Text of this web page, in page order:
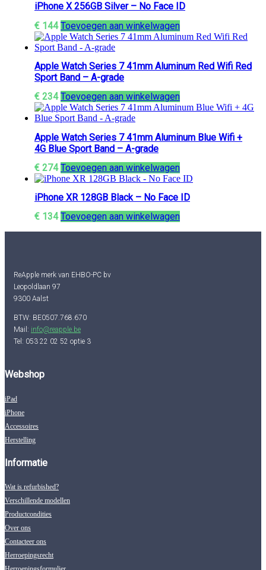
iPhone X 256GB Silver – No Face ID
€ 144 Toevoegen aan winkelwagen
Apple Watch Series 7 41mm Aluminum Red Wifi Red
Sport Band – A-grade
€ 234 Toevoegen aan winkelwagen
Apple Watch Series 7 41mm Aluminum Blue Wifi +
4G Blue Sport Band – A-grade
€ 274 Toevoegen aan winkelwagen
iPhone XR 128GB Black – No Face ID
€ 134 Toevoegen aan winkelwagen
ReApple merk van EHBO-PC bv
Leopoldlaan 97
9300 Aalst
BTW: BE0507.768.670
Mail: info@reapple.be
Tel: 053 22 02 52 optie 3
Webshop
iPad
iPhone
Accessoires
Herstelling
Informatie
Wat is refurbished?
Verschillende modellen
Productcondities
Over ons
Contacteer ons
Herroepingsrecht